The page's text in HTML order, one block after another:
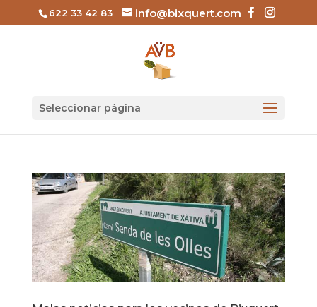
622 33 42 83 info@bixquert.com
Seleccionar página